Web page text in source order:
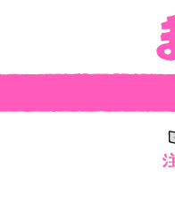
ュ
一
覧